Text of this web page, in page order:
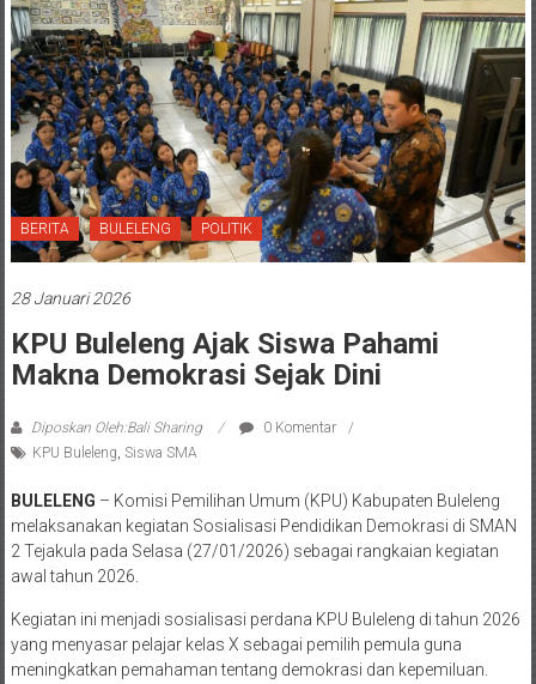
BERITA BULELENG POLITIK
28 Januari 2026
KPU Buleleng Ajak Siswa Pahami
Makna Demokrasi Sejak Dini
Diposkan Oleh:Bali Sharing
0 Komentar
KPU Buleleng Siswa SMA
BULELENG – Komisi Pemilihan Umum (KPU) Kabupaten Buleleng
melaksanakan kegiatan Sosialisasi Pendidikan Demokrasi di SMAN
2 Tejakula pada Selasa (27/01/2026) sebagai rangkaian kegiatan
awal tahun 2026.
Kegiatan ini menjadi sosialisasi perdana KPU Buleleng di tahun 2026
yang menyasar pelajar kelas X sebagai pemilih pemula guna
meningkatkan pemahaman tentang demokrasi dan kepemiluan.